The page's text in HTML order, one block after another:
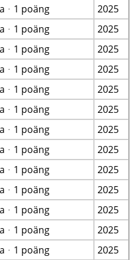
poäng
2025
poäng
2025
poäng
2025
poäng
2025
poäng
2025
poäng
2025
poäng
2025
poäng
2025
poäng
2025
poäng
2025
poäng
2025
poäng
2025
poäng
2025